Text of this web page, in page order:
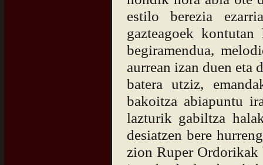
estilo berezia
gazteagoek
begiramendua,
aurrean izan duen
batera utziz,
bakoitza abiapuntu
lazturik gabiltza
desiatzen bere
zion Ruper Ordorikak